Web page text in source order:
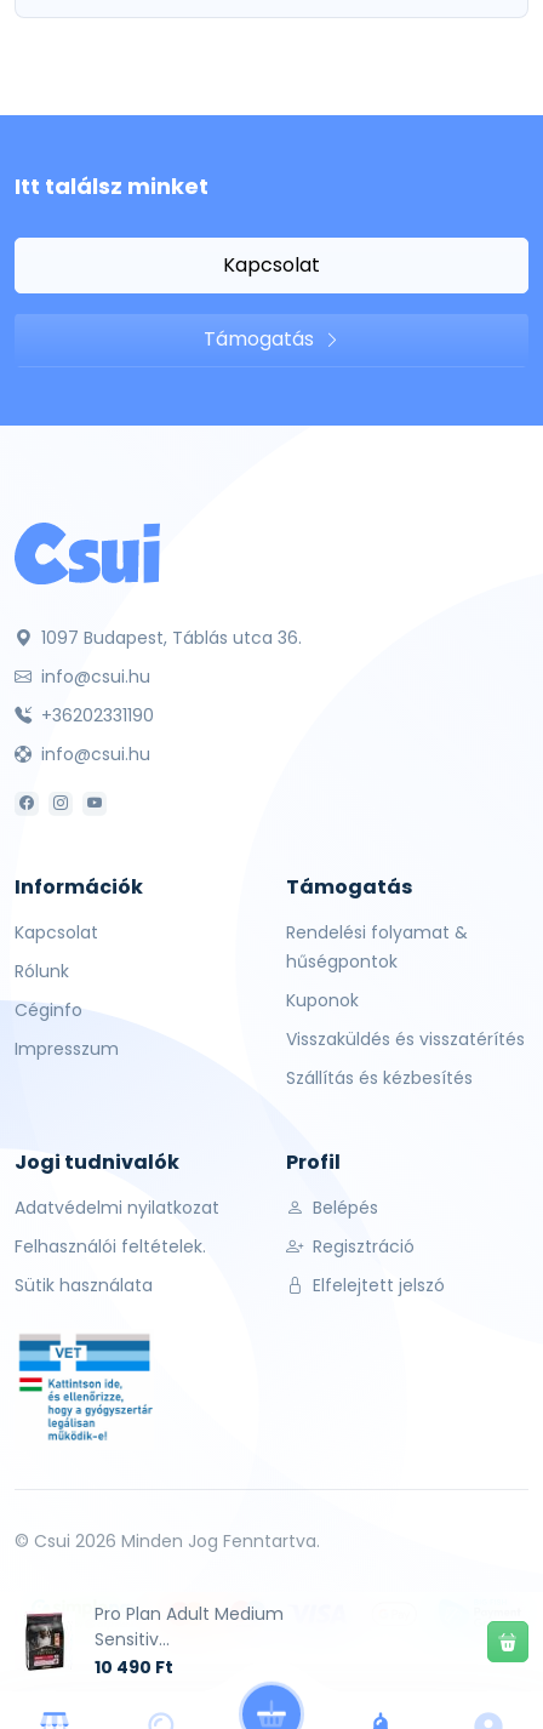
Pro Plan Adult Medium
Sensitiv...
10 490 Ft
Itt találsz minket
Kapcsolat
Támogatás
1097 Budapest, Táblás utca 36.
info@csui.hu
+36202331190
info@csui.hu
Információk
Kapcsolat
Rólunk
Céginfo
Impresszum
Támogatás
Rendelési folyamat &
hűségpontok
Kuponok
Visszaküldés és visszatérítés
Szállítás és kézbesítés
Jogi tudnivalók
Adatvédelmi nyilatkozat
Felhasználói feltételek.
Sütik használata
Profil
Belépés
Regisztráció
Elfelejtett jelszó
© Csui 2026 Minden Jog Fenntartva.